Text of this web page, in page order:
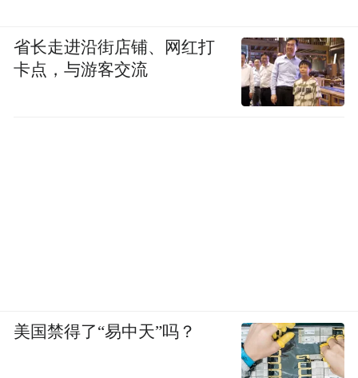
省长走进沿街店铺、网红打
卡点，与游客交流
美国禁得了“易中天”吗？